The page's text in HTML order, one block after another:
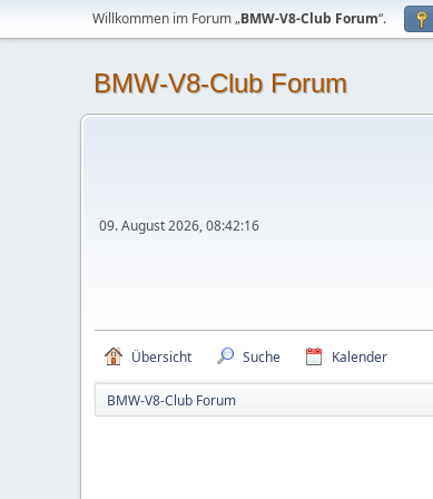
Willkommen im Forum „BMW-V8-Club Forum“.
BMW-V8-Club Forum
09. August 2026, 08:42:16
Übersicht Suche Kalender
BMW-V8-Club Forum